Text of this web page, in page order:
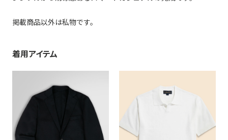
掲載商品以外は私物です。
着用アイテム